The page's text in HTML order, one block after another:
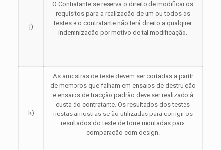
j)
O Contratante se reserva o direito de modificar os
requisitos para a realização de um ou todos os
testes e o contratante não terá direito a qualquer
indemnização por motivo de tal modificação.
k)
As amostras de teste devem ser cortadas a partir
de membros que falham em ensaios de destruição
e ensaios de tracção padrão deve ser realizado à
custa do contratante. Os resultados dos testes
nestas amostras serão utilizadas para corrigir os
resultados do teste de torre montadas para
comparação com design.